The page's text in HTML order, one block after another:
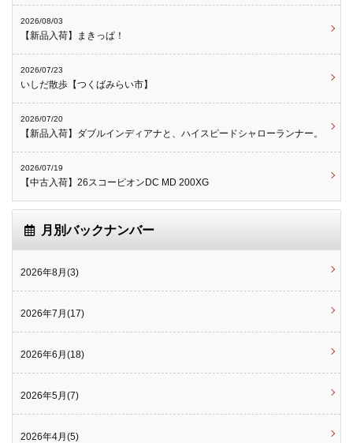
2026/08/03
【新品入荷】まきっぱ！
2026/07/23
いしだ散歩【つくばみらい市】
2026/07/20
【新品入荷】ダブルインディアナと、ハイスピードシャローランナー。
2026/07/19
【中古入荷】26スコーピオンDC MD 200XG
月別バックナンバー
2026年8月(3)
2026年7月(17)
2026年6月(18)
2026年5月(7)
2026年4月(5)